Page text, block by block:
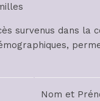
survenus dans la
Nom et